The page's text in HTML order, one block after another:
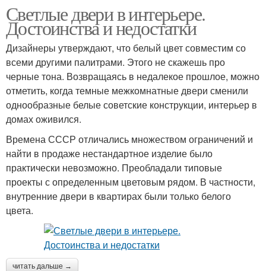
Светлые двери в интерьере.
Достоинства и недостатки
Дизайнеры утверждают, что белый цвет совместим со
всеми другими палитрами. Этого не скажешь про
черные тона. Возвращаясь в недалекое прошлое, можно
отметить, когда темные межкомнатные двери сменили
однообразные белые советские конструкции, интерьер в
домах оживился.
Времена СССР отличались множеством ограничений и
найти в продаже нестандартное изделие было
практически невозможно. Преобладали типовые
проекты с определенным цветовым рядом. В частности,
внутренние двери в квартирах были только белого
цвета.
читать дальше →